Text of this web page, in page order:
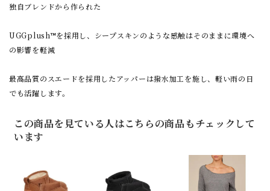
独自ブレンドから作られた
UGGplush™を採用し、シープスキンのような感触はそのままに環境へ
の影響を軽減
最高品質のスエードを採用したアッパーは撥水加工を施し、軽い雨の日
でも活躍します。
この商品を見ている人はこちらの商品もチェックして
います